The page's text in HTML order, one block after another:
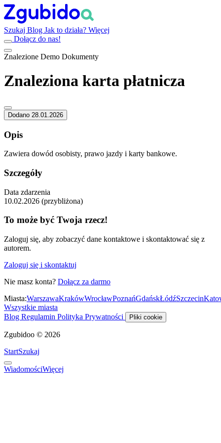
Szukaj Blog Jak to działa? Więcej
Dołącz do nas!
Znalezione Demo Dokumenty
Znaleziona karta płatnicza
Dodano 28.01.2026
Opis
Zawiera dowód osobisty, prawo jazdy i karty bankowe.
Szczegóły
Data zdarzenia
10.02.2026 (przybliżona)
To może być Twoja rzecz!
Zaloguj się, aby zobaczyć dane kontaktowe i skontaktować się z
autorem.
Zaloguj się i skontaktuj
Nie masz konta? Dołącz za darmo
Miasta:WarszawaKrakówWrocławPoznańGdańskŁódźSzczecin
Wszystkie miasta
Blog Regulamin Polityka Prywatności Pliki cookie
Zgubidoo © 2026
StartSzukaj
WiadomościWięcej